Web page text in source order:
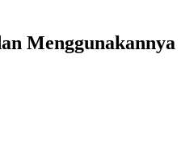
Menggunakannya